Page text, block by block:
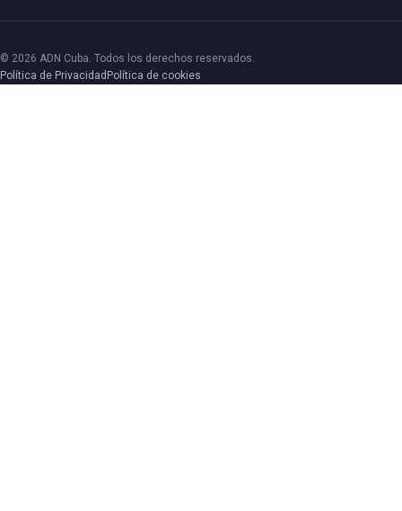
© 2026 ADN Cuba. Todos los derechos reservados.
Política de Privacidad Política de cookies